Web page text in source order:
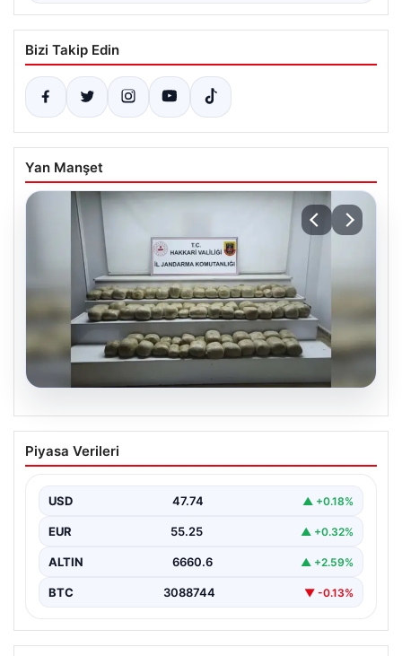
Bizi Takip Edin
Yan Manşet
07.08.2026
Hakkari’de Jandarmadan Büyük
Uyuşturucu Operasyonu
gerçekleştirilen başarılı bir operasyonda, yüklü miktarda
esrar ele geçirildi.…
Piyasa Verileri
USD 47.74 ▲ +0.18%
EUR 55.25 ▲ +0.32%
ALTIN 6660.6 ▲ +2.59%
BTC 3088744 ▼ -0.13%